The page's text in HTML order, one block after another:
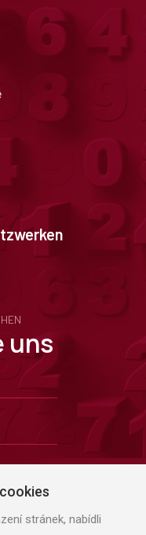
uns
stránek, nabídli